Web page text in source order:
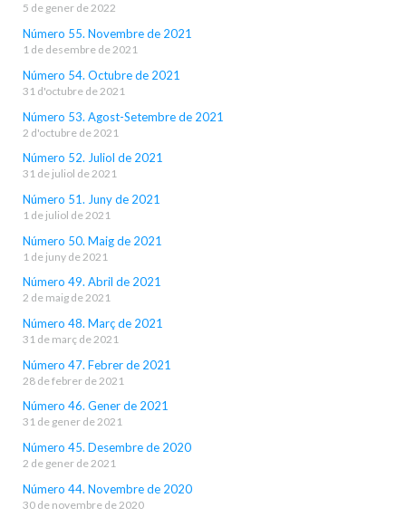
5 de gener de 2022
Número 55. Novembre de 2021
1 de desembre de 2021
Número 54. Octubre de 2021
31 d'octubre de 2021
Número 53. Agost-Setembre de 2021
2 d'octubre de 2021
Número 52. Juliol de 2021
31 de juliol de 2021
Número 51. Juny de 2021
1 de juliol de 2021
Número 50. Maig de 2021
1 de juny de 2021
Número 49. Abril de 2021
2 de maig de 2021
Número 48. Març de 2021
31 de març de 2021
Número 47. Febrer de 2021
28 de febrer de 2021
Número 46. Gener de 2021
31 de gener de 2021
Número 45. Desembre de 2020
2 de gener de 2021
Número 44. Novembre de 2020
30 de novembre de 2020